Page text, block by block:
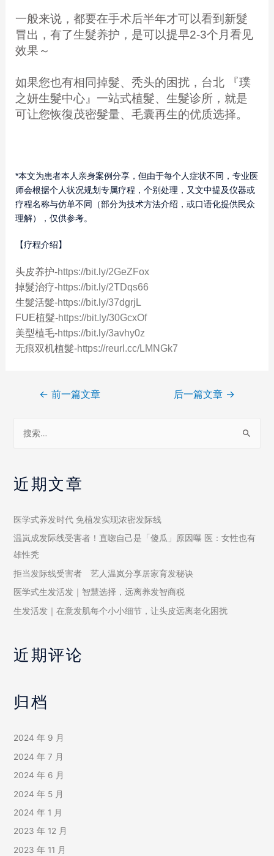
一般来说，都要在手术后半年才可以看到新髮
冒出，有了生髮养护，是可以提早2-3个月看见
效果～
如果您也有相同掉髮、秃头的困扰，台北 『璞
之妍生髮中心』一站式植髮、生髮诊所，就是
可让您恢復茂密髮量、毛囊再生的优质选择。
*本文为患者本人亲身案例分享，但由于每个人症状不同，专业医
师会根据个人状况规划专属疗程，个别处理，又文中提及仪器或
疗程名称与仿单不同（部分为技术方法介绍，或口语化提供民众
理解），仅供参考。
【疗程介绍】
头皮养护-https://bit.ly/2GeZFox
掉髮治疗-https://bit.ly/2TDqs66
生髮活髮-https://bit.ly/37dgrjL
FUE植髮-https://bit.ly/30GcxOf
美型植毛-https://bit.ly/3avhy0z
无痕双机植髮-https://reurl.cc/LMNGk7
← 前一篇文章 后一篇文章 →
近期文章
医学式养发时代 免植发实现浓密发际线
温岚成发际线受害者！直唿自己是「傻瓜」原因曝 医：女性也有
雄性秃
拒当发际线受害者 艺人温岚分享居家育发秘诀
医学式生发活发｜智慧选择，远离养发智商税
生发活发｜在意发肌每个小小细节，让头皮远离老化困扰
近期评论
归档
2024 年 9 月
2024 年 7 月
2024 年 6 月
2024 年 5 月
2024 年 1 月
2023 年 12 月
2023 年 11 月